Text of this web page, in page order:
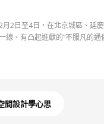
2日至4日，在北京城區、
、有凸起進獻的“不服凡的
間設計學心思